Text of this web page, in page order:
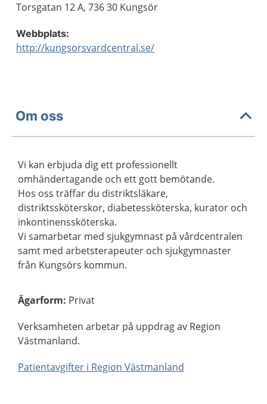
Torsgatan 12 A, 736 30 Kungsör
Webbplats:
http://kungsorsvardcentral.se/
Om oss
Vi kan erbjuda dig ett professionellt
omhändertagande och ett gott bemötande.
Hos oss träffar du distriktsläkare,
distriktssköterskor, diabetessköterska, kurator och
inkontinenssköterska.
Vi samarbetar med sjukgymnast på vårdcentralen
samt med arbetsterapeuter och sjukgymnaster
från Kungsörs kommun.
Ägarform: Privat
Verksamheten arbetar på uppdrag av Region
Västmanland.
Patientavgifter i Region Västmanland